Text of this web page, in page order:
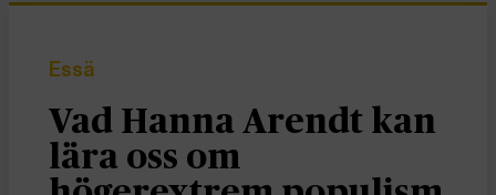
Essä
Vad Hanna Arendt kan
lära oss om